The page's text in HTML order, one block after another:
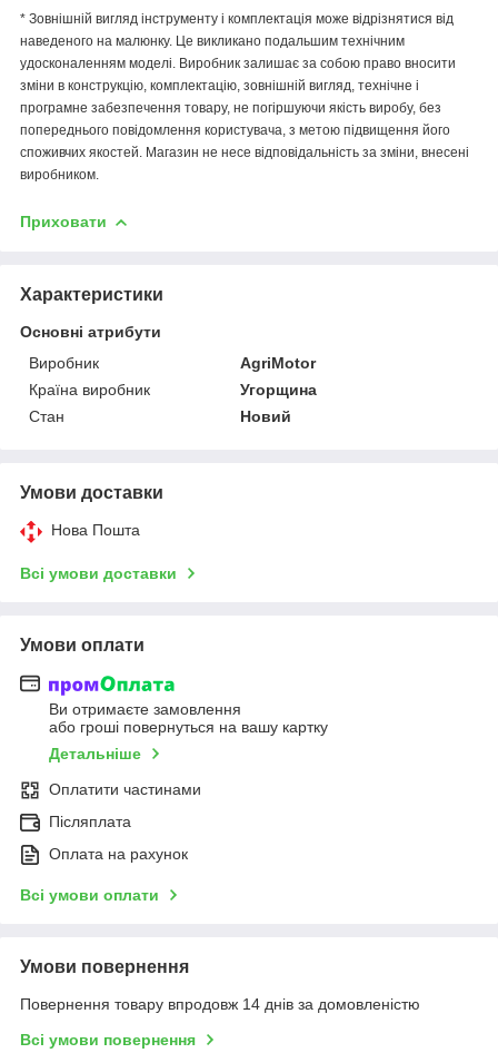
* Зовнішній вигляд інструменту і комплектація може відрізнятися від
наведеного на малюнку. Це викликано подальшим технічним
удосконаленням моделі. Виробник залишає за собою право вносити
зміни в конструкцію, комплектацію, зовнішній вигляд, технічне і
програмне забезпечення товару, не погіршуючи якість виробу, без
попереднього повідомлення користувача, з метою підвищення його
споживчих якостей. Магазин не несе відповідальність за зміни, внесені
виробником.
Приховати
Характеристики
Основні атрибути
Виробник
AgriMotor
Країна виробник
Угорщина
Стан
Новий
Умови доставки
Нова Пошта
Всі умови доставки
Умови оплати
Ви отримаєте замовлення
або гроші повернуться на вашу картку
Детальніше
Оплатити частинами
Післяплата
Оплата на рахунок
Всі умови оплати
Умови повернення
Повернення товару впродовж 14 днів за домовленістю
Всі умови повернення